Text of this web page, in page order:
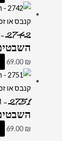
69.00 ₪
69.00 ₪